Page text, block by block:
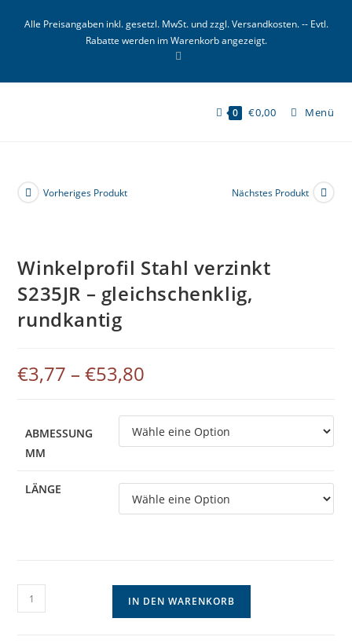
InhaltAlle Preisangaben inkl. gesetzl. MwSt. und zzgl. Versandkosten. -- Evtl.
Rabatte werden im Warenkorb angezeigt.
0 €0,00 Menü
Vorheriges Produkt Nächstes Produkt
Winkelprofil Stahl verzinkt
S235JR – gleichschenklig,
rundkantig
€3,77 –€53,80
ABMESSUNG
MM
LÄNGE
Winkelprofil
Stahl
IN DEN WARENKORB